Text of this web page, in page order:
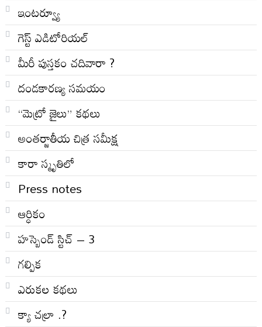
ఇంటర్వ్యూ
గెస్ట్ ఎడిటోరియల్
మీరీ పుస్తకం చదివారా ?
దండకారణ్య సమయం
“మెట్రో జైలు” కథలు
అంతర్జాతీయ చిత్ర సమీక్ష
కారా స్మృతిలో
Press notes
ఆర్ధికం
హస్బెండ్ స్టిచ్ – 3
గల్పిక
ఎరుకల కథలు
క్యా చల్రా .?